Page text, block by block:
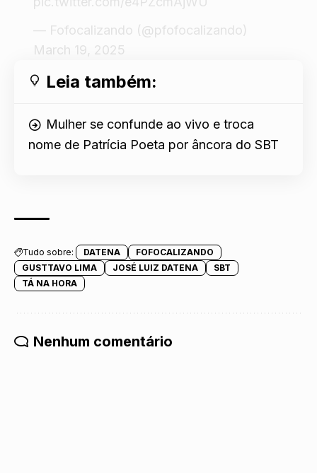
pic.twitter.com/e4PZcmAjWU
— Fofocalizando (@pfofocalizando)
March 19, 2025
Leia também:
Mulher se confunde ao vivo e troca
nome de Patrícia Poeta por âncora do SBT
Tudo sobre: DATENA
FOFOCALIZANDO
GUSTTAVO LIMA
JOSÉ LUIZ DATENA
SBT
TÁ NA HORA
Nenhum comentário